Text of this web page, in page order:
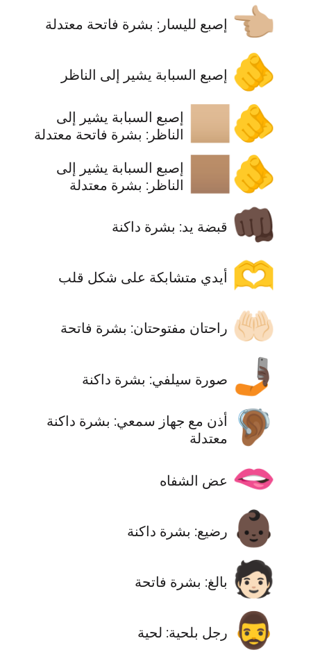
👈🏼 إصبع لليسار: بشرة فاتحة معتدلة
🫵 إصبع السبابة يشير إلى الناظر
🫵🏼
إصبع السبابة يشير إلى
الناظر: بشرة فاتحة معتدلة
🫵🏽
إصبع السبابة يشير إلى
الناظر: بشرة معتدلة
👊🏿 قبضة يد: بشرة داكنة
🫶 أيدي متشابكة على شكل قلب
🤲🏻 راحتان مفتوحتان: بشرة فاتحة
🤳🏿 صورة سيلفي: بشرة داكنة
🦻🏾
أذن مع جهاز سمعي: بشرة داكنة
معتدلة
🫦 عض الشفاه
👶🏿 رضيع: بشرة داكنة
🧑🏻 بالغ: بشرة فاتحة
🧔‍♂️ رجل بلحية: لحية